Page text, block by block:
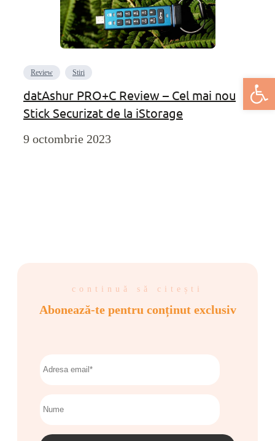
Deschide
Review Stiri
datAshur PRO+C Review – Cel mai nou
Stick Securizat de la iStorage
9 octombrie 2023
continuă să citești
Abonează-te pentru conținut exclusiv